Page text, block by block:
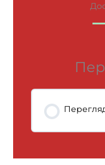
Перегляд